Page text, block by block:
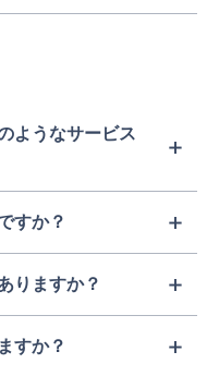
ようなサービス
すか？
りますか？
すか？